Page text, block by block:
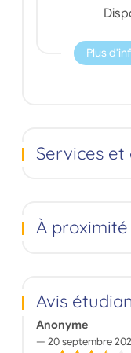
Plus
Services
À proximité
Avis
Anonyme
20 septembre